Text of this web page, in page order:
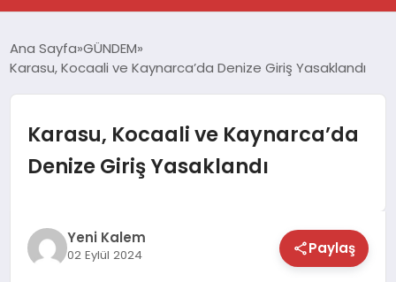
SPOR
DÜNYA
EKONOMİ
TEKNOLOJİ
Ana Sayfa GÜNDEM
Karasu, Kocaali ve Kaynarca’da Denize Giriş Yasaklandı
Karasu, Kocaali ve Kaynarca’da
Denize Giriş Yasaklandı
Yeni Kalem
02 Eylül 2024 Paylaş